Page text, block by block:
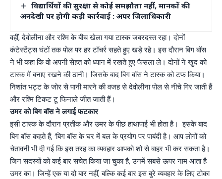
विद्यार्थियों की सुरक्षा से कोई समझौता नहीं, मानकों की
अनदेखी पर होगी कड़ी कार्रवाई : अपर जिलाधिकारी
वहीं, देवोलीना और रश्मि के बीच खेला गया टास्क जबरदस्त रहा। दोनों
कंटेस्टेंट्स घंटों तक पोल पर हर टॉचर्र सहते हुए खड़े रहे। इस दौरान बिग बॉस
ने भी कहा कि वो अपनी सेहत को ध्यान में रखते हुए फैसला ले। दोनों ने खुद को
टास्क में बनाए रखने की ठानी। जिसके बाद बिग बॉस ने टास्क को टफ किया।
निशांत भट्ट के जोर से पानी मारने की वजह से देवोलीना पोल से नीचे गिर जाती हैं
और रश्मि टिकट टू फिनाले जीत जाती हैं।
उमर को बिग बॉस ने लगाई फटकार
इसी टास्क के दौरान प्रतीक और उमर के पीछ हाथापाई भी होता है। इसके बाद
बिग बॉस कहते हैं, ‘बिग बॉस के घर में बल के प्रयोग पर पाबंदी है। आप लोगों को
चेतावनी भी दी गई कि इस तरह का व्यवहार आपको शो से बाहर भी कर सकता है।
जिन सदस्यों को कई बार सचेत किया जा चुका है, उनमें सबसे ऊपर नाम आता है
उमर का। जिन्हें एक या दो बार नहीं, बल्कि कई बार इस बुरे व्यवहार के लिए टोका